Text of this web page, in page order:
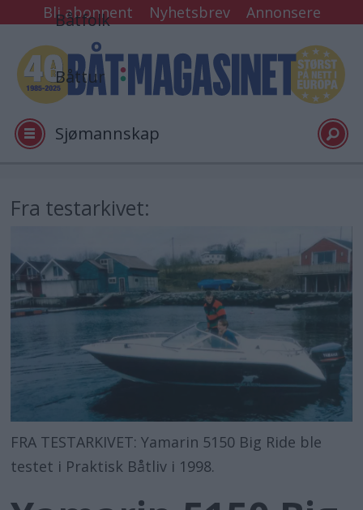
Bli abonnent Nyhetsbrev Annonsere
Båtfolk
Båttur
Sjømannskap
Video
Logg inn
Fra testarkivet:
FRA TESTARKIVET: Yamarin 5150 Big Ride ble
testet i Praktisk Båtliv i 1998.